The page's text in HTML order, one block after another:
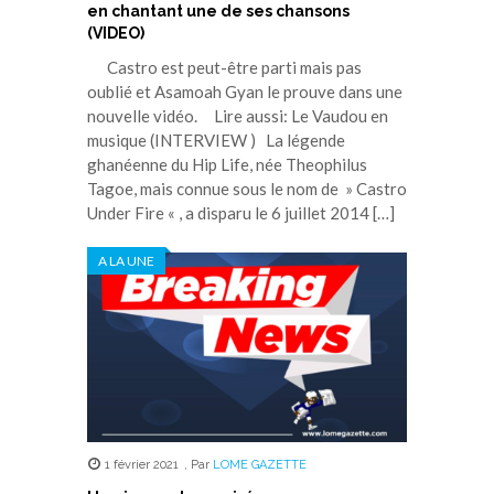
en chantant une de ses chansons
(VIDEO)
Castro est peut-être parti mais pas
oublié et Asamoah Gyan le prouve dans une
nouvelle vidéo. Lire aussi: Le Vaudou en
musique (INTERVIEW ) La légende
ghanéenne du Hip Life, née Theophilus
Tagoe, mais connue sous le nom de » Castro
Under Fire « , a disparu le 6 juillet 2014 […]
A LA UNE
1 février 2021 Par LOME GAZETTE